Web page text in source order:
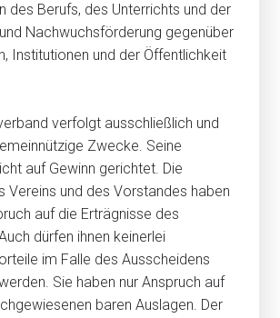
des Berufs, des Unterrichts und der
Nachwuchsförderung gegenüber
Institutionen und der Öffentlichkeit
verfolgt ausschließlich und
Zwecke. Seine
auf Gewinn gerichtet. Die
Vereins und des Vorstandes haben
auf die Erträgnisse des
dürfen ihnen keinerlei
im Falle des Ausscheidens
Sie haben nur Anspruch auf
baren Auslagen. Der